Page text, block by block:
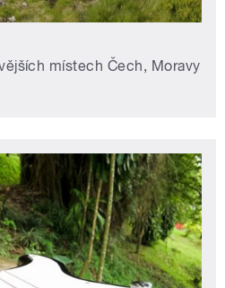
místech Čech, Moravy